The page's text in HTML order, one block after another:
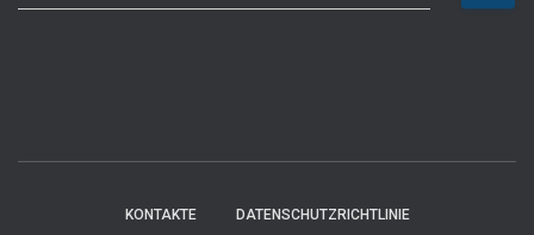
u
a
KONTAKTE DATENSCHUTZRICHTLINIE